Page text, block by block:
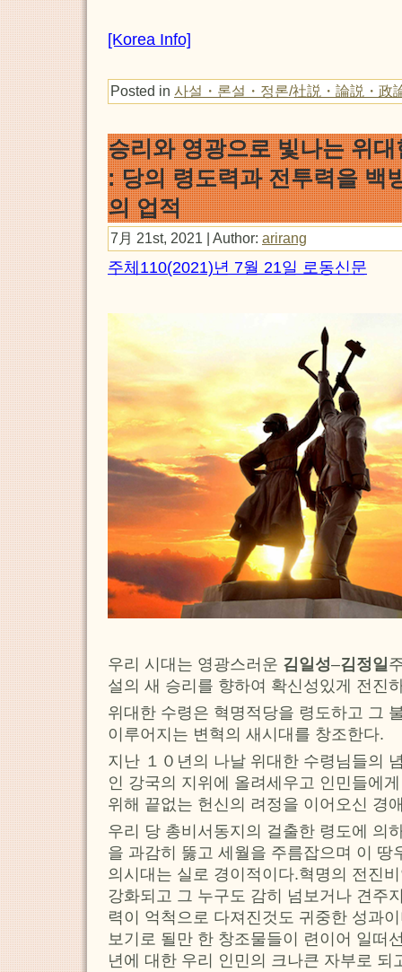
[Korea Info]
Posted in 사설・론설・정론/社説・論説・政
승리와 영광으로 빛나는 위
: 당의 령도력과 전투력을 백
의 업적
7月 21st, 2021 | Author: arirang
주체110(2021)년 7월 21일 로동신문
우리 시대는 영광스러운 김일성–김정일
설의 새 승리를 향하여 확신성있게 전진
위대한 수령은 혁명적당을 령도하고 그
이루어지는 변혁의 새시대를 창조한다.
지난 １０년의 나날 위대한 수령님들의
인 강국의 지위에 올려세우고 인민들에
위해 끝없는 헌신의 려정을 이어오신 경
우리 당 총비서동지의 걸출한 령도에 의
을 과감히 뚫고 세월을 주름잡으며 이 땅
의시대는 실로 경이적이다.혁명의 전진
강화되고 그 누구도 감히 넘보거나 견주
력이 억척으로 다져진것도 귀중한 성과
보기로 될만 한 창조물들이 련이어 일떠
년에 대한 우리 인민의 크나큰 자부로 되